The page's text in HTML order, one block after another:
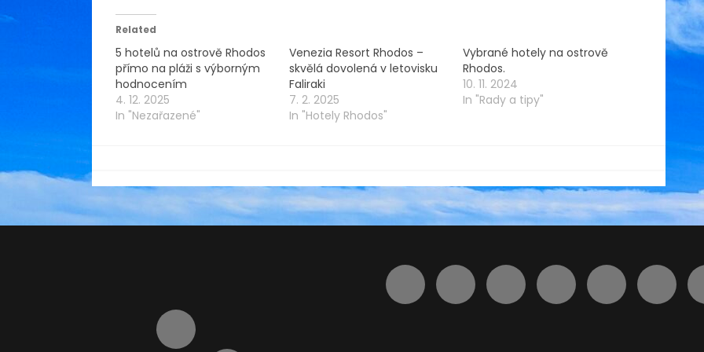
Related
5 hotelů na ostrově Rhodos
přímo na pláži s výborným
hodnocením
4. 12. 2025
In "Nezařazené"
Venezia Resort Rhodos –
skvělá dovolená v letovisku
Faliraki
7. 2. 2025
In "Hotely Rhodos"
Vybrané hotely na ostrově
Rhodos.
10. 11. 2024
In "Rady a tipy"
muzinacestach